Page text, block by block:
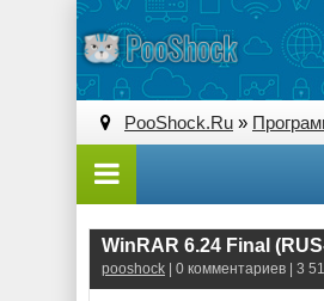
PooShock.Ru »
WinRAR 6.24 Final
pooshock | 0 комментариев | 3